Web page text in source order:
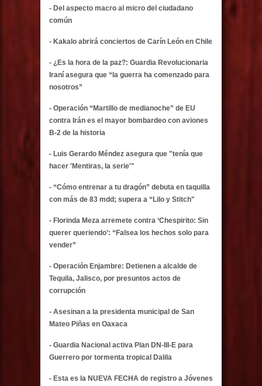
- Del aspecto macro al micro del ciudadano
común
- Kakalo abrirá conciertos de Carín León en Chile
- ¿Es la hora de la paz?: Guardia Revolucionaria
Iraní asegura que “la guerra ha comenzado para
nosotros”
- Operación “Martillo de medianoche” de EU
contra Irán es el mayor bombardeo con aviones
B-2 de la historia
- Luis Gerardo Méndez asegura que "tenía que
hacer 'Mentiras, la serie'"
- “Cómo entrenar a tu dragón” debuta en taquilla
con más de 83 mdd; supera a “Lilo y Stitch"
- Florinda Meza arremete contra ‘Chespirito: Sin
querer queriendo’: “Falsea los hechos solo para
vender”
- Operación Enjambre: Detienen a alcalde de
Tequila, Jalisco, por presuntos actos de
corrupción
- Asesinan a la presidenta municipal de San
Mateo Piñas en Oaxaca
- Guardia Nacional activa Plan DN-III-E para
Guerrero por tormenta tropical Dalila
- Esta es la NUEVA FECHA de registro a Jóvenes